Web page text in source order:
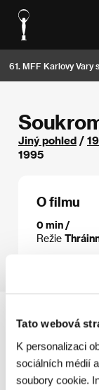
Tato webová
K personalizaci
sociálních médií
soubory cookie.
61. MFF Karlovy Vary
Jiný pohled /
1995
O filmu
0 min /
Režie